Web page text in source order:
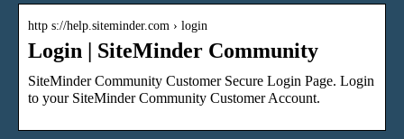
http s://help.siteminder.com › login
Login | SiteMinder Community
SiteMinder Community Customer Secure Login Page. Login
to your SiteMinder Community Customer Account.